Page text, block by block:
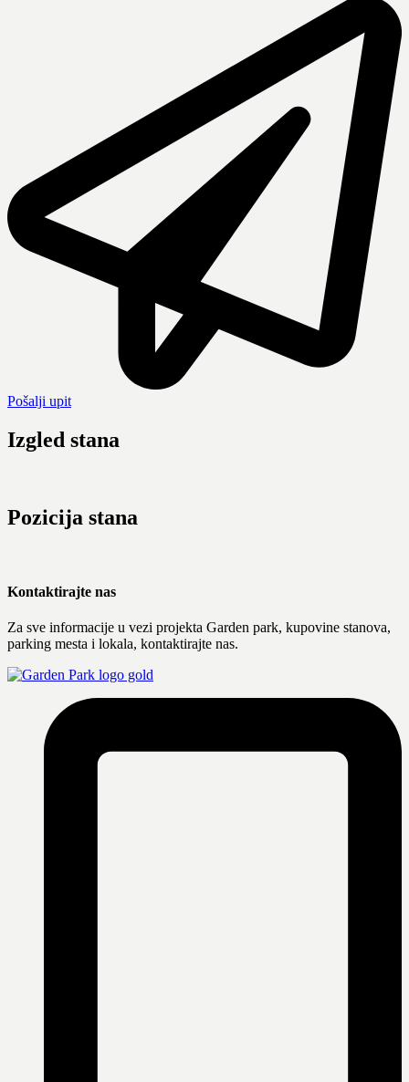
Pošalji upit
Izgled stana
Pozicija stana
Kontaktirajte nas
Za sve informacije u vezi projekta Garden park, kupovine stanova,
parking mesta i lokala, kontaktirajte nas.